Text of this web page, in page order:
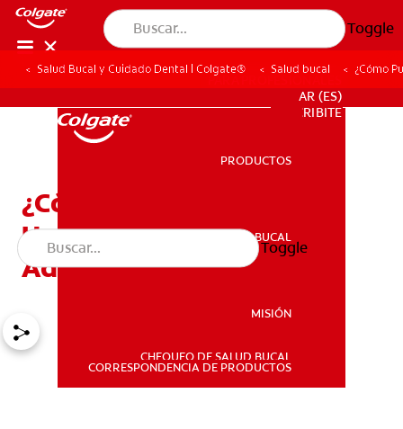
Toggle
SALUD BUCAL
PARA PROFESIONALES
AR (ES)
SUSCRIBITE
PRODUCTOS
SALUD BUCAL
MISIÓN
CHEQUEO DE SALUD BUCAL
CORRESPONDENCIA DE PRODUCTOS
Toggle
Salud Bucal y Cuidado Dental | Colgate® Salud bucal ¿Cómo
¿Cómo Pueden Mantener
Una Sonrisa Brillante Los
Adolescentes?